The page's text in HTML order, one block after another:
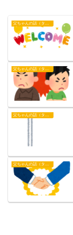
父ちゃんの話（タイガース）
父ちゃんの話（タイガース）